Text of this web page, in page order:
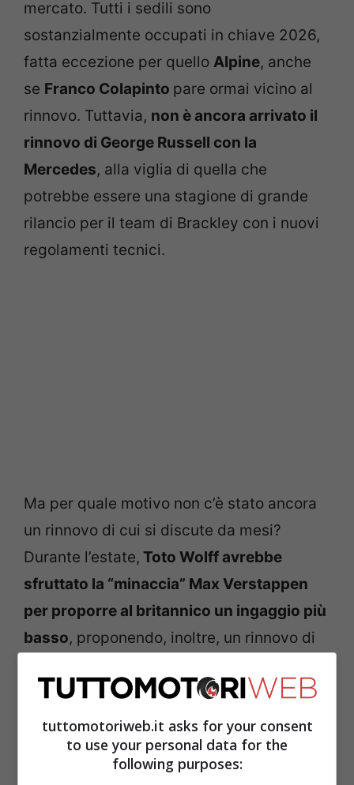
mercato. Tutti i sedili sono
sostanzialmente occupati in chiave 2026,
fatta eccezione per quello Alpine, anche
se Franco Colapinto pare ormai vicino al
rinnovo. Tuttavia, non è ancora arrivato il
rinnovo di George Russell con la
Mercedes, alla viglia di quella che
potrebbe essere una stagione di grande
rilancio per il team di Brackley con i nuovi
regolamenti tecnici.
Ma per quale motivo non c’è stato ancora
un rinnovo di cui si discute da mesi?
Durante l’estate, Toto Wolff avrebbe
sfruttato la “minaccia” Max Verstappen
per proporre al britannico un ingaggio più
basso, proponendo, inoltre, un rinnovo di
vuole un accordo pluriennale con la
Mercedes, cosa che lo andrebbe a
preservare da un eventuale arrivo del
quattro volte campione del mondo dal
tuttomotoriweb.it asks for your consent
to use your personal data for the
following purposes: